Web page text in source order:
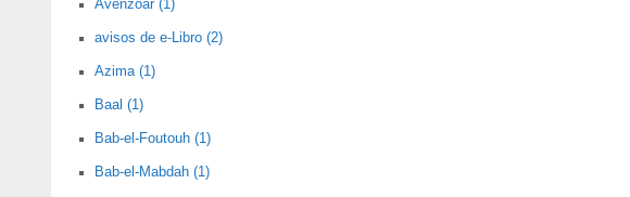
Avenzoar (1)
avisos de e-Libro (2)
Azima (1)
Baal (1)
Bab-el-Foutouh (1)
Bab-el-Mabdah (1)